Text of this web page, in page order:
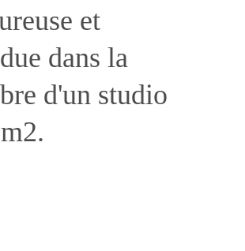
et
dans la
d'un studio